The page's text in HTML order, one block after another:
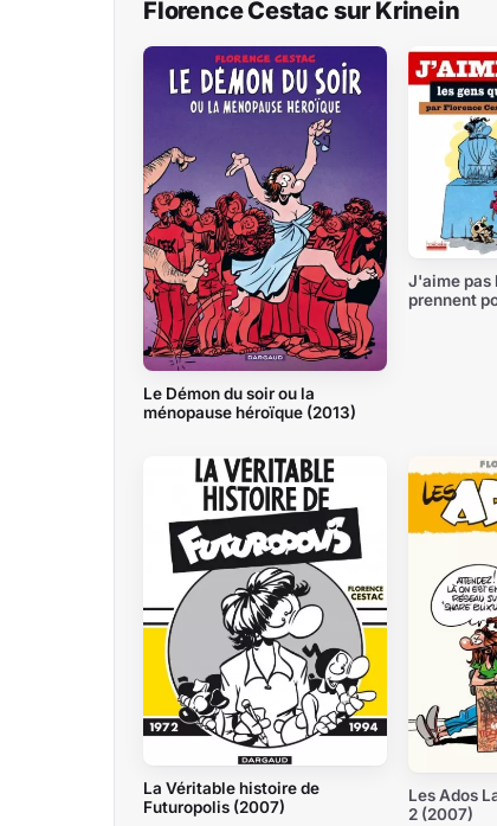
Florence Cestac sur Krinein
Le Démon du soir ou la
ménopause héroïque (2013)
J'aime pas
prennent
La Véritable histoire de
Futuropolis (2007)
Les Ados
2 (2007)